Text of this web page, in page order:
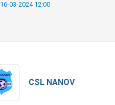
16-03-2024 12:00
CSL NANOV